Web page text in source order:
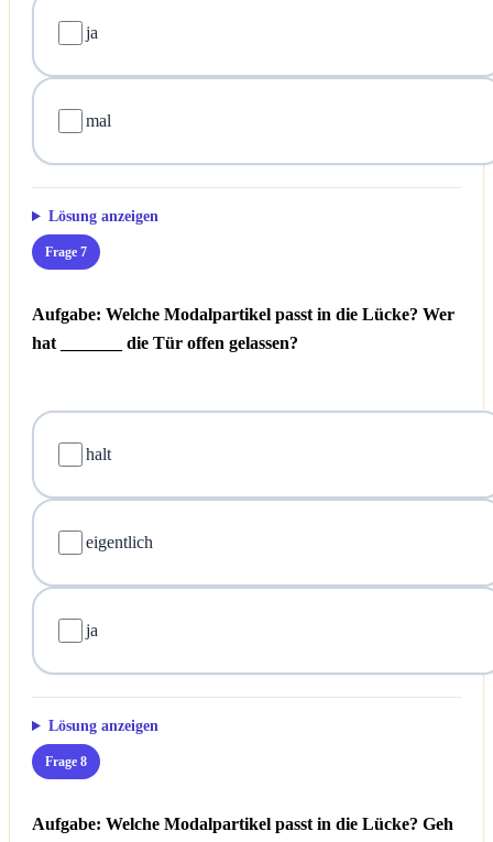
ja
mal
Lösung anzeigen
Frage 7
Aufgabe: Welche Modalpartikel passt in die Lücke? Wer
hat _______ die Tür offen gelassen?
halt
eigentlich
ja
Lösung anzeigen
Frage 8
Aufgabe: Welche Modalpartikel passt in die Lücke? Geh